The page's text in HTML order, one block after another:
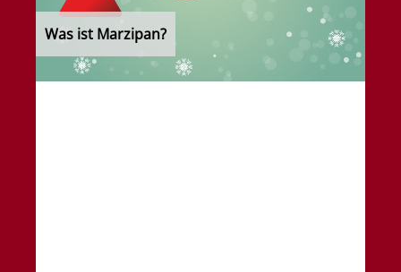
Was ist Marzipan?